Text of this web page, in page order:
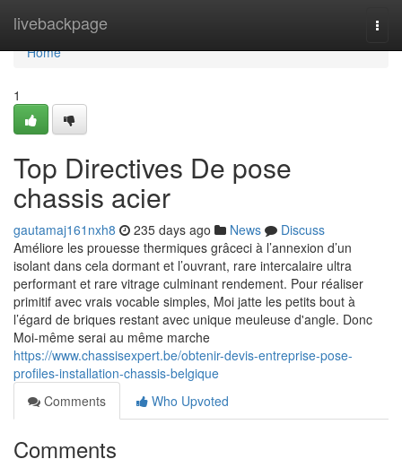
livebackpage
Home
Home
1
Top Directives De pose
chassis acier
gautamaj161nxh8 235 days ago News
Discuss
Améliore les prouesse thermiques grâceci à l’annexion d’un
isolant dans cela dormant et l’ouvrant, rare intercalaire ultra
performant et rare vitrage culminant rendement. Pour réaliser
primitif avec vrais vocable simples, Moi jatte les petits bout à
l’égard de briques restant avec unique meuleuse d'angle. Donc
Moi-même serai au même marche
https://www.chassisexpert.be/obtenir-devis-entreprise-pose-
profiles-installation-chassis-belgique
Comments
Who Upvoted
Comments